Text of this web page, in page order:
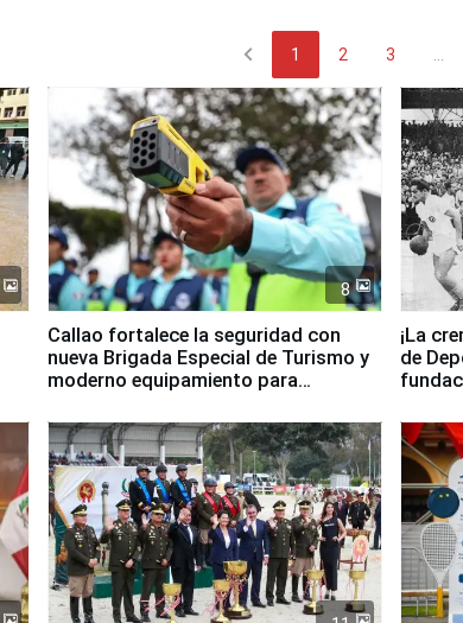
chevron_left 1 2 3
8
Callao fortalece la seguridad con
nueva Brigada Especial de Turismo y
moderno equipamiento para
¡La
de